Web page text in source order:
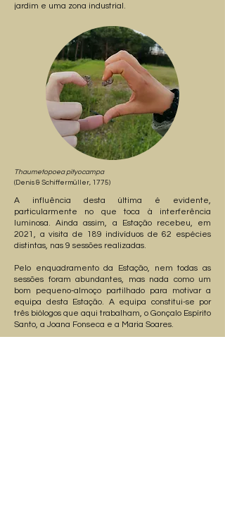
jardim e uma zona industrial.
Thaumetopoea pityocampa
(Denis & Schiffermüller, 1775)
A influência desta última é evidente,
particularmente no que toca à interferência
luminosa. Ainda assim, a Estação recebeu, em
2021, a visita de 189 indivíduos de 62 espécies
distintas, nas 9 sessões realizadas.
Pelo enquadramento da Estação, nem todas as
sessões foram abundantes, mas nada como um
bom pequeno-almoço partilhado para motivar a
equipa desta Estação. A equipa constitui-se por
três biólogos que aqui trabalham, o Gonçalo Espírito
Santo, a Joana Fonseca e a Maria Soares.